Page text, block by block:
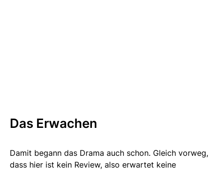
Das Erwachen
Damit begann das Drama auch schon. Gleich vorweg,
dass hier ist kein Review, also erwartet keine